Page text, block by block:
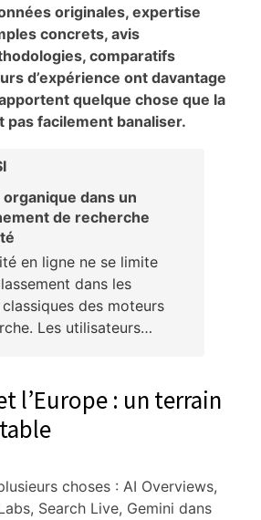
originales, expertise
concrets, avis
comparatifs
d’expérience ont davantage
quelque chose que la
pas facilement banaliser.
dans un
de recherche
en ligne ne se limite
dans les
des moteurs
Les utilisateurs…
l’Europe : un terrain
choses : AI Overviews,
Search Live, Gemini dans